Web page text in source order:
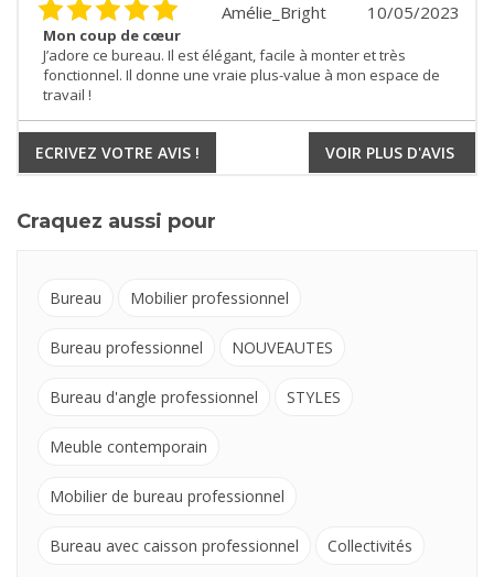
10/05/2023
Amélie_Bright
Mon coup de cœur
J’adore ce bureau. Il est élégant, facile à monter et très
fonctionnel. Il donne une vraie plus-value à mon espace de
travail !
ECRIVEZ VOTRE AVIS ! VOIR PLUS D'AVIS
Craquez aussi pour
Bureau Mobilier professionnel
Bureau professionnel NOUVEAUTES
Bureau d'angle professionnel STYLES
Meuble contemporain
Mobilier de bureau professionnel
Bureau avec caisson professionnel Collectivités